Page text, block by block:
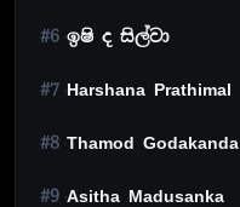
#6 ඉෂි ද සිල්වා
#7 Harshana Prathimal
#8 Thamod Godakanda
#9 Asitha Madusanka